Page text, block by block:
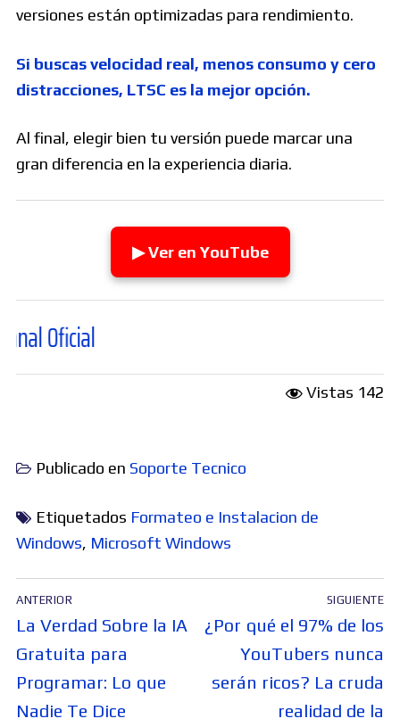
versiones están optimizadas para rendimiento.
Si buscas velocidad real, menos consumo y cero
distracciones, LTSC es la mejor opción.
Al final, elegir bien tu versión puede marcar una
gran diferencia en la experiencia diaria.
▶ Ver en YouTube
Vistas 142
Publicado en Soporte Tecnico
Etiquetados Formateo e Instalacion de
Windows, Microsoft Windows
Navegación
de
entradas
ANTERIOR
Entrada
anterior:
La Verdad Sobre la IA
Gratuita para
Programar: Lo que
Nadie Te Dice
SIGUIENTE
Entrada
siguiente:
¿Por qué el 97% de los
YouTubers nunca
serán ricos? La cruda
realidad de la